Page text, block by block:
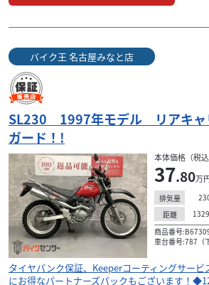
古屋みなと店
クル
スス
クもご
に同エ
ＳＬ２３０ ★☆2004年
本体価格:42.80万円（税
参考お乗り出し総額￥４９
いSL２３０！快適オフロー
日間以内に限り、保証対象外
ま...
バイク王 名古屋みなと店
SL230 1997年モデル リアキ
ガード！!
本体価格（税込
37.80万
排気量
距離
商品番号
車台番号:787（
タイヤパンク保証、Keeperコーティングサー
にお得なパートナーズパックもございます！